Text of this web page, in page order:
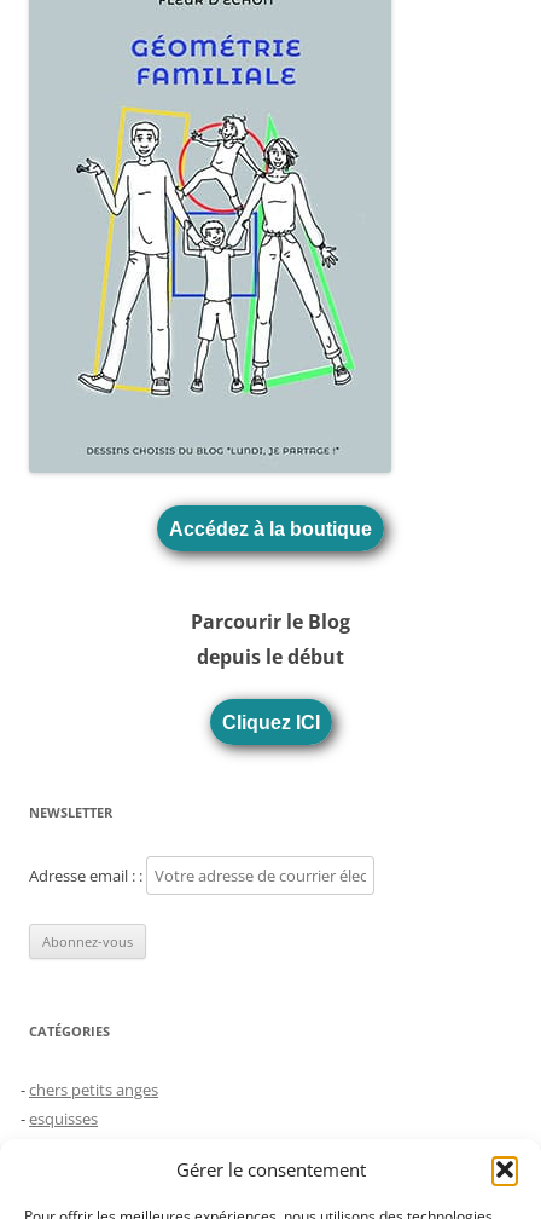
Gérer le consentement
Accédez à la boutique
Parcourir le Blog
depuis le début
Cliquez ICI
NEWSLETTER
Adresse email : :
CATÉGORIES
chers petits anges
esquisses
le choc des générations
Non classé